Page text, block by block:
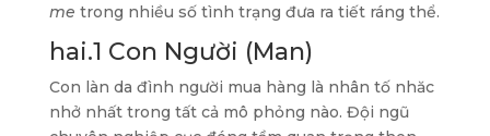
me trong nhiều số tình trạng đưa ra tiết ráng thể.
hai.1 Con Người (Man)
Con làn da đình người mua hàng là nhân tố nhăc
nhở nhất trong tất cả mô phỏng nào. Đội ngũ